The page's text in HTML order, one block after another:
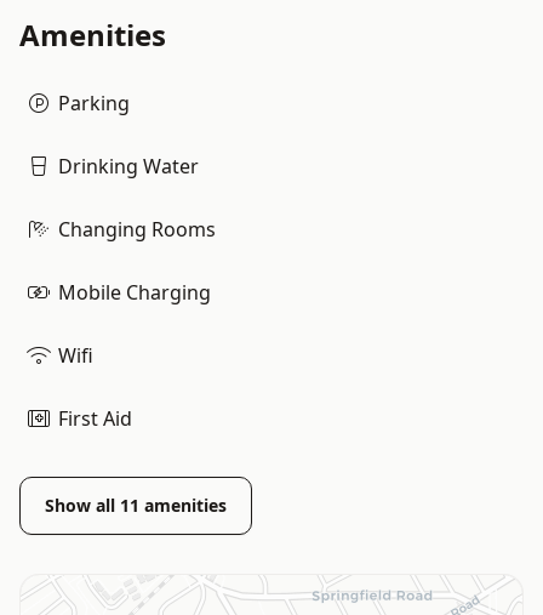
Amenities
Parking
Drinking Water
Changing Rooms
Mobile Charging
Wifi
First Aid
Show all 11 amenities